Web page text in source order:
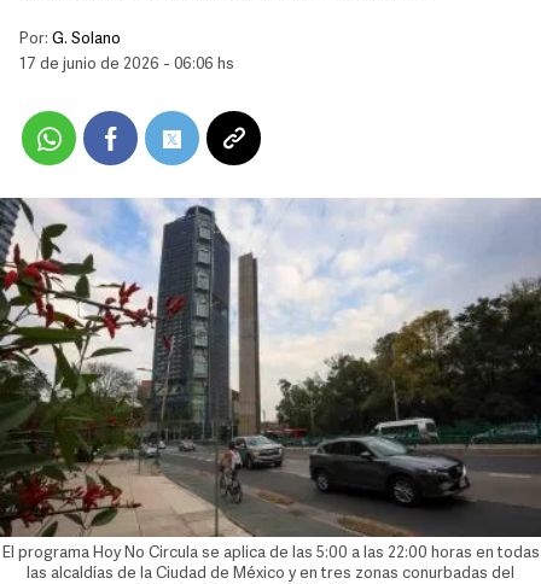
Por: G. Solano
17 de junio de 2026 - 06:06 hs
El programa Hoy No Circula se aplica de las 5:00 a las 22:00 horas en todas
las alcaldías de la Ciudad de México y en tres zonas conurbadas del